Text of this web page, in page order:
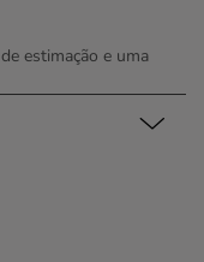
estimação e uma